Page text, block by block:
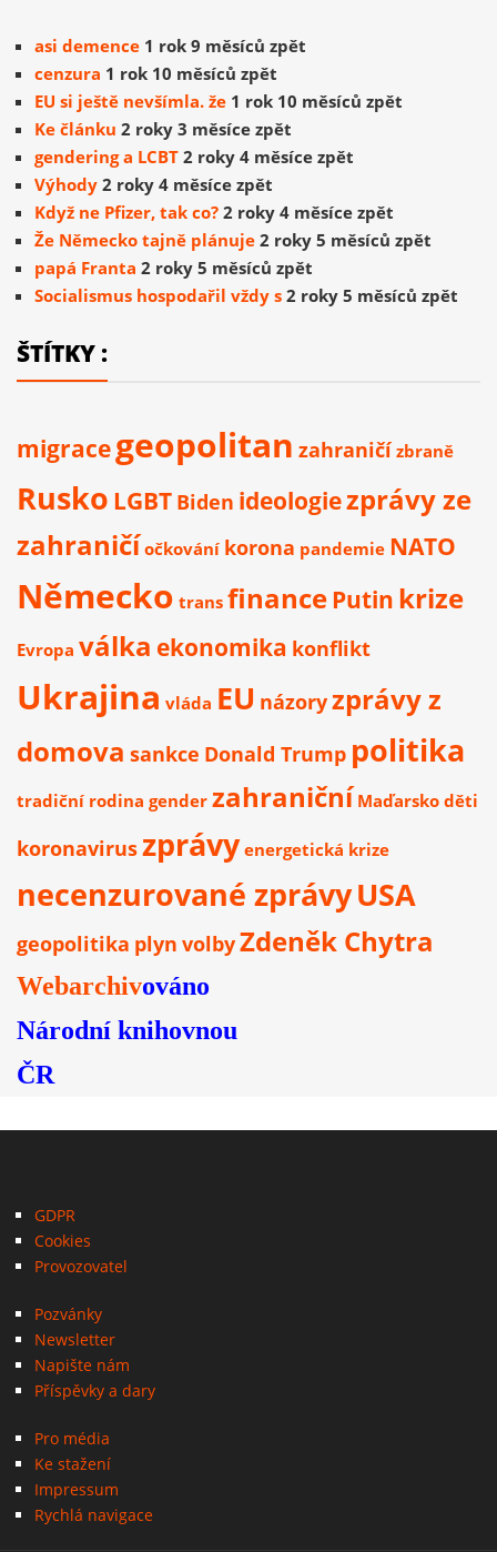
asi demence 1 rok 9 měsíců zpět
cenzura 1 rok 10 měsíců zpět
EU si ještě nevšímla. že 1 rok 10 měsíců zpět
Ke článku 2 roky 3 měsíce zpět
gendering a LCBT 2 roky 4 měsíce zpět
Výhody 2 roky 4 měsíce zpět
Když ne Pfizer, tak co? 2 roky 4 měsíce zpět
Že Německo tajně plánuje 2 roky 5 měsíců zpět
papá Franta 2 roky 5 měsíců zpět
Socialismus hospodařil vždy s 2 roky 5 měsíců zpět
ŠTÍTKY :
migracegeopolitan zahraničí zbraně
Rusko LGBT Biden ideologiezprávy ze
zahraničí očkování korona pandemie NATO
Německo trans financePutin krize
Evropa válka ekonomika konflikt
Ukrajina vláda EU názoryzprávy z
domova sankce Donald Trump politika
tradiční rodina gender zahraniční Maďarsko děti
koronaviruszprávy energetická krize
necenzurované zprávyUSA
geopolitika plyn volbyZdeněk Chytra
Webarchivováno
Národní knihovnou
ČR
GDPR
Cookies
Provozovatel
Pozvánky
Newsletter
Napište nám
Příspěvky a dary
Pro média
Ke stažení
Impressum
Rychlá navigace